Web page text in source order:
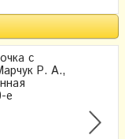
с
Р. А.,
е